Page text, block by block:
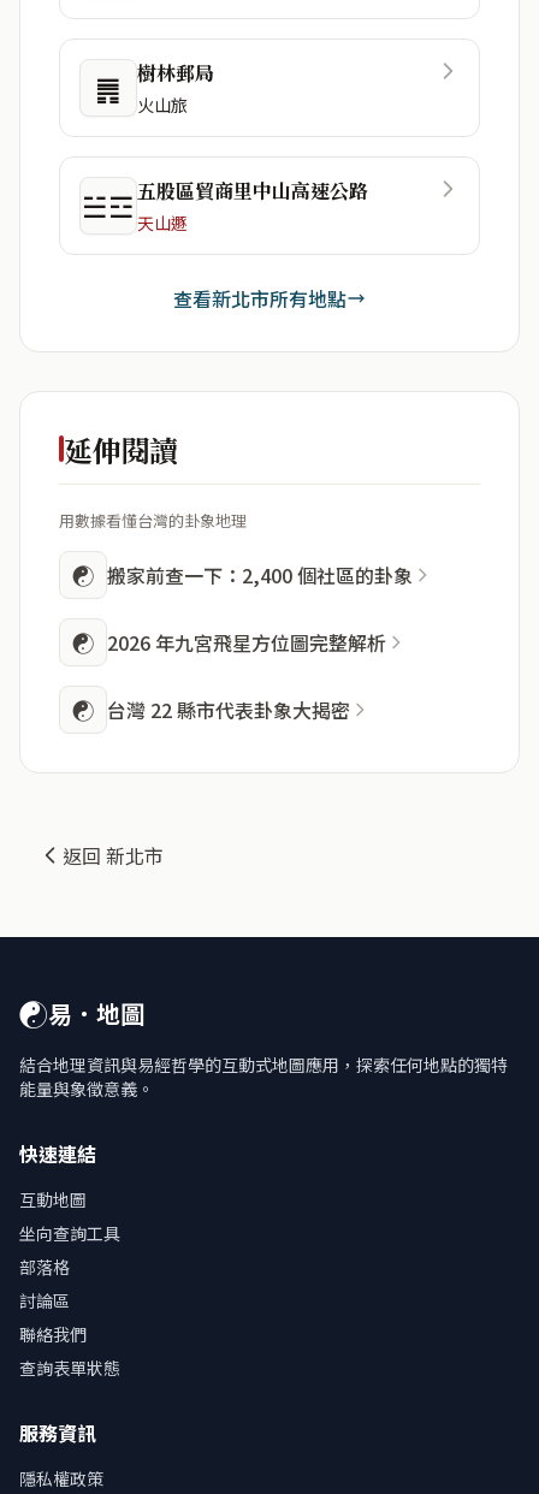
䷠ 樹林郵局
火山旅
☱☲ 五股區貿商里中山高速公路
天山遯
查看新北市所有地點
延伸閱讀
用數據看懂台灣的卦象地理
☯ 搬家前查一下：2,400 個社區的卦象
☯ 2026 年九宮飛星方位圖完整解析
☯ 台灣 22 縣市代表卦象大揭密
返回 新北市
☯易．地圖
結合地理資訊與易經哲學的互動式地圖應用，探索任何地點的獨特
能量與象徵意義。
快速連結
互動地圖
坐向查詢工具
部落格
討論區
聯絡我們
查詢表單狀態
服務資訊
隱私權政策